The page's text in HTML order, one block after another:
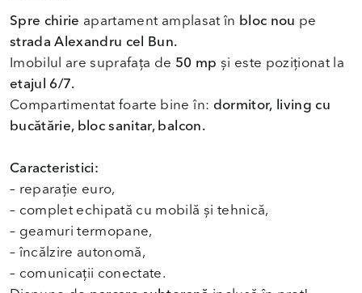
Spre chirie apartament amplasat în bloc nou pe
strada Alexandru cel Bun.
Imobilul are suprafața de 50 mp și este poziționat la
etajul 6/7.
Compartimentat foarte bine în: dormitor, living cu
bucătărie, bloc sanitar, balcon.
Caracteristici:
– reparație euro,
– complet echipată cu mobilă și tehnică,
– geamuri termopane,
– încălzire autonomă,
– comunicații conectate.